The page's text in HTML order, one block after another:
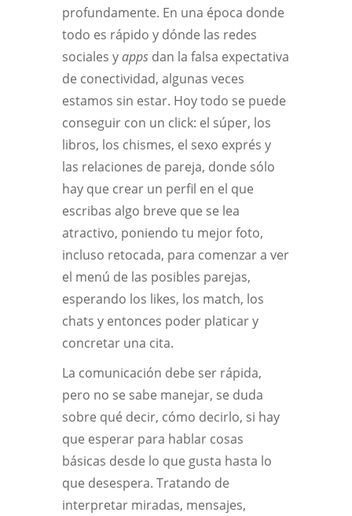
profundamente. En una época donde
todo es rápido y dónde las redes
sociales yapps dan la falsa expectativa
de conectividad, algunas veces
estamos sin estar. Hoy todo se puede
conseguir con un click: el súper, los
libros, los chismes, el sexo exprés y
las relaciones de pareja, donde sólo
hay que crear un perfil en el que
escribas algo breve que se lea
atractivo, poniendo tu mejor foto,
incluso retocada, para comenzar a ver
el menú de las posibles parejas,
esperando los likes, los match, los
chats y entonces poder platicar y
concretar una cita.
La comunicación debe ser rápida,
pero no se sabe manejar, se duda
sobre qué decir, cómo decirlo, si hay
que esperar para hablar cosas
básicas desde lo que gusta hasta lo
que desespera. Tratando de
interpretar miradas, mensajes,